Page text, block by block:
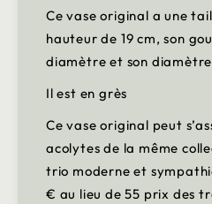
Ce vase original a une
hauteur de 19 cm, son
diamètre et son diamètre
Il est en grès
Ce vase original peut
acolytes de la même
trio moderne et
€ au lieu de 55 prix des